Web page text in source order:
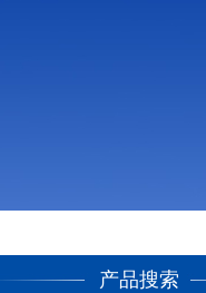
产品搜索